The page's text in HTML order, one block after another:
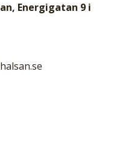
Energigatan 9 i